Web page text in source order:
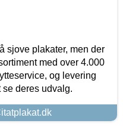
sjove plakater, men der
med over 4.000
og levering
se deres udvalg.